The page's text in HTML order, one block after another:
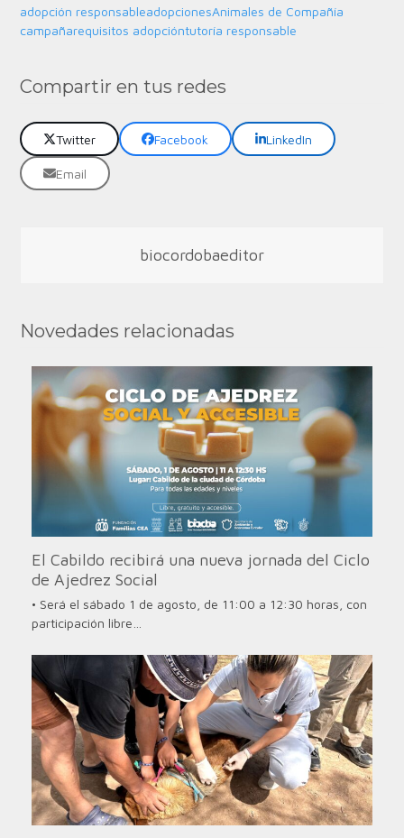
adopción responsableadopcionesAnimales de Compañía
campañarequisitos adopcióntutoría responsable
Compartir en tus redes
Twitter Facebook LinkedIn
Email
biocordobaeditor
Novedades relacionadas
El Cabildo recibirá una nueva jornada del Ciclo
de Ajedrez Social
• Será el sábado 1 de agosto, de 11:00 a 12:30 horas, con
participación libre…